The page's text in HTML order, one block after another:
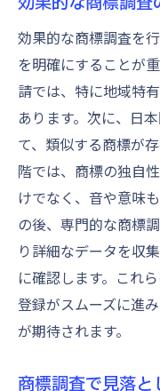
効果的な商標調査を
を明確にすることが
請では、特に地域特
あります。次に、日
て、類似する商標が
階では、商標の独自
けでなく、音や意味
の後、専門的な商標
り詳細なデータを収
に確認します。これ
登録がスムーズに進
が期待されます。
商標調査で見落と